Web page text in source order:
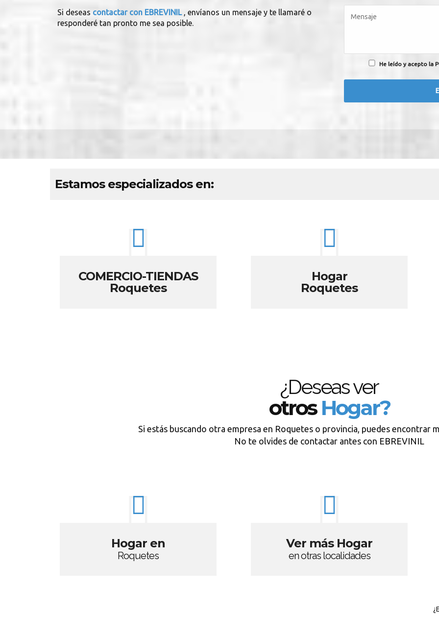
Si deseas contactar con EBREVINIL , envíanos un mensaje y te llamaré o
responderé tan pronto me sea posible.
He leído y acepto la
Estamos especializados en:
COMERCIO-TIENDAS
Roquetes
Hogar
Roquetes
¿Deseas ver
otrosHogar?
Si estás buscando otra empresa en Roquetes o provincia, puedes encontrar
No te olvides de contactar antes con EBREVINIL
Hogar en
Roquetes
Ver más Hogar
en otras localidades